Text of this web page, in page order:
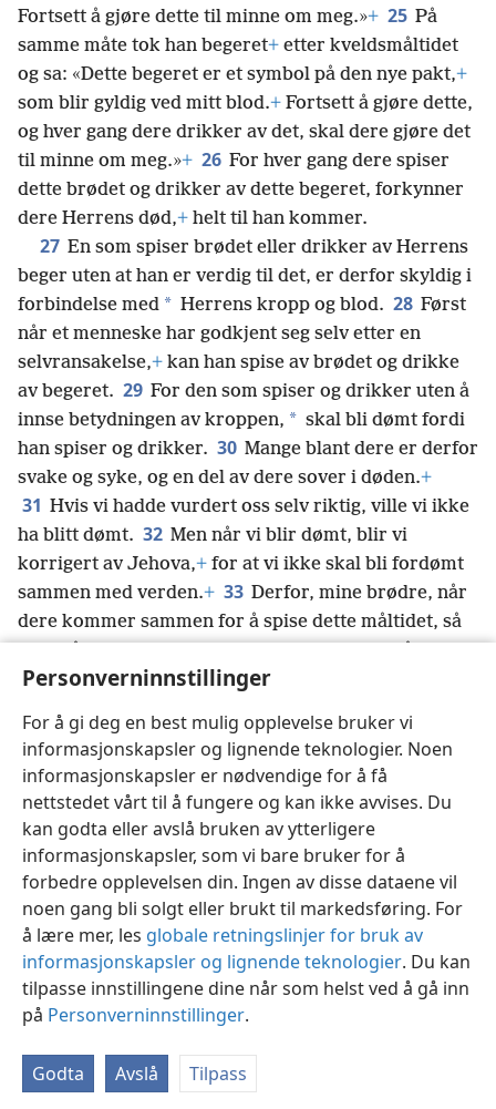
Personverninnstillinger
For å gi deg en best mulig opplevelse bruker vi
informasjonskapsler og lignende teknologier. Noen
informasjonskapsler er nødvendige for å få
nettstedet vårt til å fungere og kan ikke avvises. Du
kan godta eller avslå bruken av ytterligere
informasjonskapsler, som vi bare bruker for å
forbedre opplevelsen din. Ingen av disse dataene vil
noen gang bli solgt eller brukt til markedsføring. For
å lære mer, les globale retningslinjer for bruk av
informasjonskapsler og lignende teknologier. Du kan
tilpasse innstillingene dine når som helst ved å gå inn
på Personverninnstillinger.
Godta Avslå Tilpass
Fortsett å gjøre dette til minne om meg.»+ 25 På
samme måte tok han begeret+ etter kveldsmåltidet
og sa: «Dette begeret er et symbol på den nye pakt,+
som blir gyldig ved mitt blod.+ Fortsett å gjøre dette,
og hver gang dere drikker av det, skal dere gjøre det
til minne om meg.»+ 26 For hver gang dere spiser
dette brødet og drikker av dette begeret, forkynner
dere Herrens død,+ helt til han kommer.
27 En som spiser brødet eller drikker av Herrens
beger uten at han er verdig til det, er derfor skyldig i
forbindelse med * Herrens kropp og blod. 28 Først
når et menneske har godkjent seg selv etter en
selvransakelse,+ kan han spise av brødet og drikke
av begeret. 29 For den som spiser og drikker uten å
innse betydningen av kroppen, * skal bli dømt fordi
han spiser og drikker. 30 Mange blant dere er derfor
svake og syke, og en del av dere sover i døden.+
31 Hvis vi hadde vurdert oss selv riktig, ville vi ikke
ha blitt dømt. 32 Men når vi blir dømt, blir vi
korrigert av Jehova,+ for at vi ikke skal bli fordømt
sammen med verden.+ 33 Derfor, mine brødre, når
dere kommer sammen for å spise dette måltidet, så
34
spise hjemme, for at dere ikke skal bli dømt når dere
ordne opp i når jeg kommer.
Norsk Del Innstillinger
Copyright© 2026 Watch Tower Bible and Tract Society of Pennsylvania
Vilkår for bruk Personvern Personverninnstillinger
JW.ORG
Logg inn